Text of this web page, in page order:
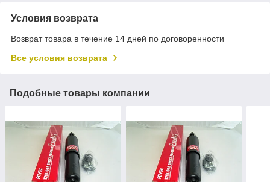
Условия возврата
Возврат товара в течение 14 дней по договоренности
Все условия возврата
Подобные товары компании